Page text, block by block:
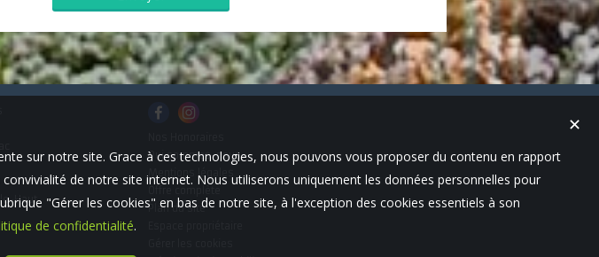
Haut
Qui sommes-nous
Mentions légales
Plan du site
✕
sur notre site. Grace à ces technologies, nous pouvons vous proposer du contenu en rapport
de notre site internet. Nous utiliserons uniquement les données personnelles pour
"Gérer les cookies" en bas de notre site, à l'exception des cookies essentiels à son
de confidentialité.